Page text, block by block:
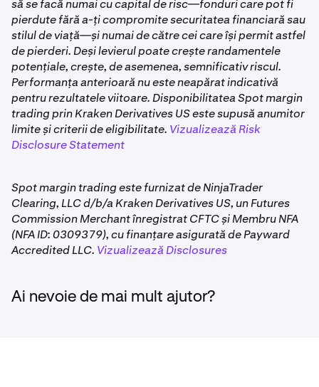
pieței. Rata ta de prelungire este blocată în momentul
executării ordinului și afișată pe formularul de ordin
înainte să confirmi.
să se facă numai cu capital de risc—fonduri care pot fi
pierdute fără a-ți compromite securitatea financiară sau
stilul de viață—și numai de către cei care își permit astfel
de pierderi. Deși levierul poate crește randamentele
potențiale, crește, de asemenea, semnificativ riscul.
Performanța anterioară nu este neapărat indicativă
pentru rezultatele viitoare. Disponibilitatea Spot margin
trading prin Kraken Derivatives US este supusă anumitor
limite și criterii de eligibilitate. Vizualizează Risk
Disclosure Statement
Spot margin trading este furnizat de NinjaTrader
Clearing, LLC d/b/a Kraken Derivatives US, un Futures
Commission Merchant înregistrat CFTC și Membru NFA
(NFA ID: 0309379), cu finanțare asigurată de Payward
Accredited LLC. Vizualizează Disclosures
Ai nevoie de mai mult ajutor?